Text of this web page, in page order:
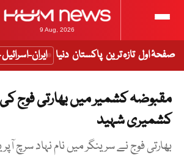
9 Aug, 2026
صفحۂ اول تازہ ترین پاکستان دنیا ایران-
کشمیری شہید
بھارتی فوج نے سرینگر میں نام نہاد سرچ